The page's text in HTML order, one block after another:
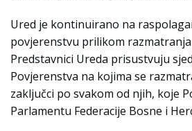
Ured je kontinuirano na
povjerenstvu prilikom
Predstavnici Ureda prisustvuju
Povjerenstva na kojima se
zaključci po svakom od njih, koje
Parlamentu Federacije Bosne i